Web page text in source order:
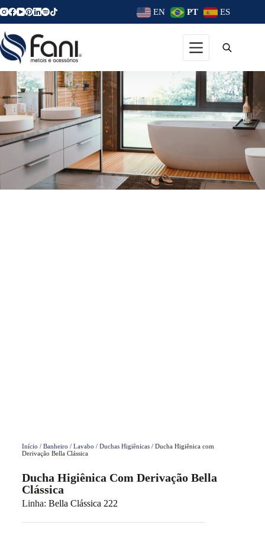
EN PT ES
Início / Banheiro / Lavabo / Duchas Higiênicas/ Ducha Higiênica com
Derivação Bella Clássica
Ducha Higiênica Com Derivação Bella
Clássica
Linha: Bella Clássica 222